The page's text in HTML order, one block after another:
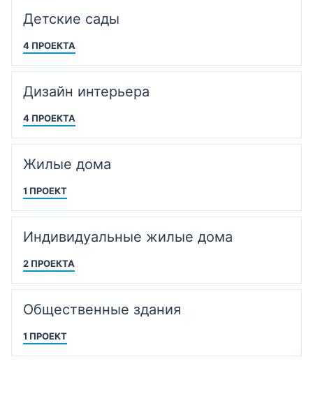
Детские сады
4 ПРОЕКТА
Дизайн интерьера
4 ПРОЕКТА
Жилые дома
1 ПРОЕКТ
Индивидуальные жилые дома
2 ПРОЕКТА
Общественные здания
1 ПРОЕКТ